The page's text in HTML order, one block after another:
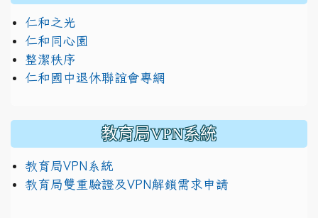
仁和之光
仁和同心園
整潔秩序
仁和國中退休聯誼會專網
教育局VPN系統
教育局VPN系統
教育局雙重驗證及VPN解鎖需求申請